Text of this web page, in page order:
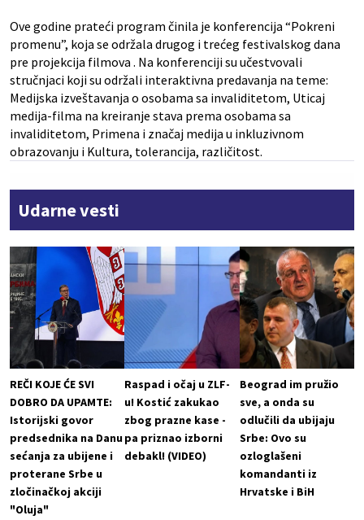
Ove godine prateći program činila je konferencija “Pokreni
promenu”, koja se održala drugog i trećeg festivalskog dana
pre projekcija filmova . Na konferenciji su učestvovali
stručnjaci koji su održali interaktivna predavanja na teme:
Medijska izveštavanja o osobama sa invaliditetom, Uticaj
medija-filma na kreiranje stava prema osobama sa
invaliditetom, Primena i značaj medija u inkluzivnom
obrazovanju i Kultura, tolerancija, različitost.
Udarne vesti
REČI KOJE ĆE SVI
DOBRO DA UPAMTE:
Istorijski govor
predsednika na Danu
sećanja za ubijene i
proterane Srbe u
zločinačkoj akciji
"Oluja"
Raspad i očaj u ZLF-
u! Kostić zakukao
zbog prazne kase -
pa priznao izborni
debakl! (VIDEO)
Beograd im pružio
sve, a onda su
odlučili da ubijaju
Srbe: Ovo su
ozloglašeni
komandanti iz
Hrvatske i BiH